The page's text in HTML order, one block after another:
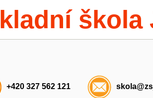
škola
+420 327 562 121